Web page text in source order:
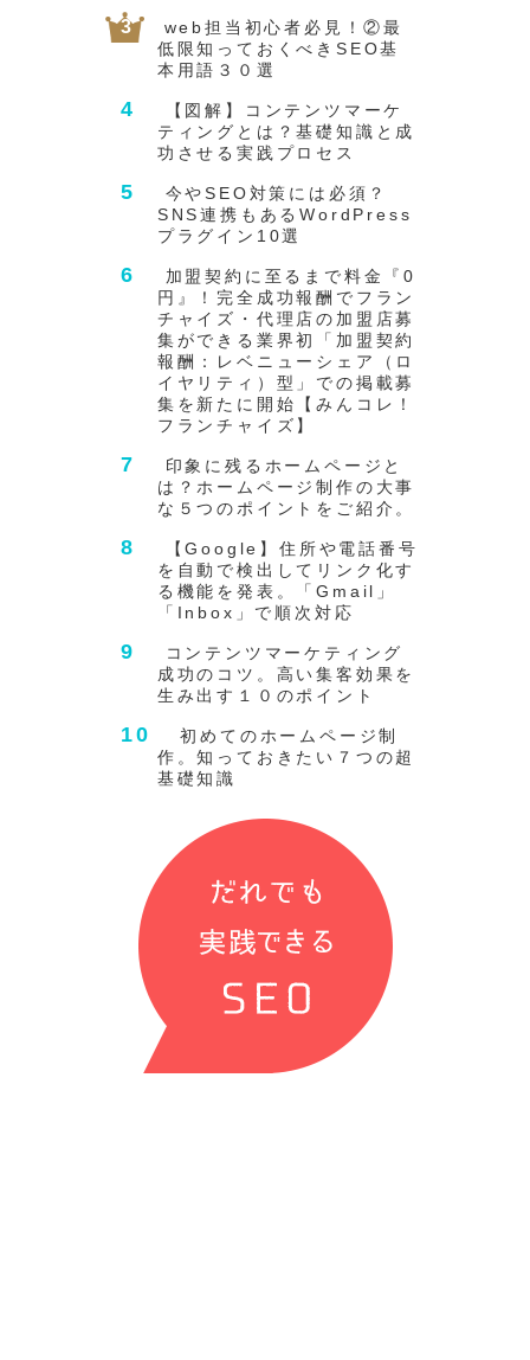
web担当初心者必見！②最
低限知っておくべきSEO基
本用語３０選
【図解】コンテンツマーケ
ティングとは？基礎知識と成
功させる実践プロセス
今やSEO対策には必須？
SNS連携もあるWordPress
プラグイン10選
加盟契約に至るまで料金『0
円』！完全成功報酬でフラン
チャイズ・代理店の加盟店募
集ができる業界初「加盟契約
報酬：レベニューシェア（ロ
イヤリティ）型」での掲載募
集を新たに開始【みんコレ！
フランチャイズ】
印象に残るホームページと
は？ホームページ制作の大事
な５つのポイントをご紹介。
【Google】住所や電話番号
を自動で検出してリンク化す
る機能を発表。「Gmail」
「Inbox」で順次対応
コンテンツマーケティング
成功のコツ。高い集客効果を
生み出す１０のポイント
初めてのホームページ制
作。知っておきたい７つの超
基礎知識